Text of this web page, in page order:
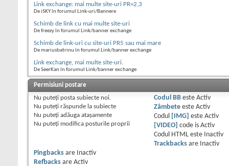
Link exchange: mai multe site-uri PR=2,3
De iSKY în forumul Link-uri/Bannere
Schimb de link cu mai multe site-uri
De freezy în forumul Link/banner exchange
Schimb de link-uri cu site-uri PR5 sau mai mare
De mariusbatrinu în forumul Link/banner exchange
Link exchange, mai multe site-uri.
De SeerKan în forumul Link/banner exchange
Permisiuni postare
Nu puteţi posta subiecte noi.
Nu puteţi răspunde la subiecte
Nu puteţi adăuga ataşamente
Nu puteţi modifica posturile proprii
Codul BBeste Activ
Zâmbeteeste Activ
Codul
[IMG] este Activ
[VIDEO] code is Activ
Codul HTML este
Inactiv
Trackbacksare
Inactiv
Pingbacks are
Inactiv
Refbacks are Activ